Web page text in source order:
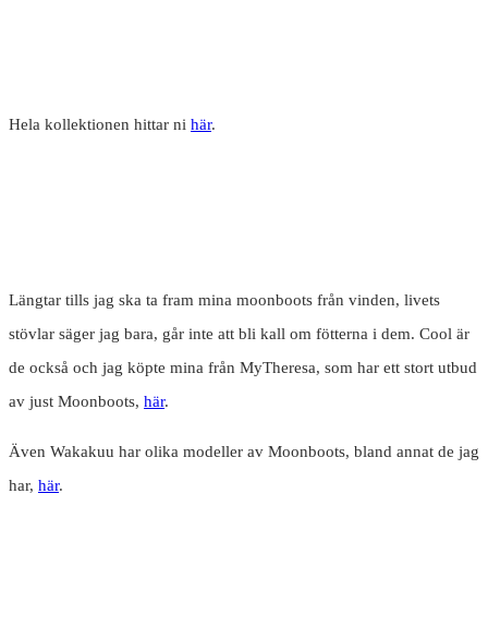
Hela kollektionen hittar ni här.
Längtar tills jag ska ta fram mina moonboots från vinden, livets
stövlar säger jag bara, går inte att bli kall om fötterna i dem. Cool är
de också och jag köpte mina från MyTheresa, som har ett stort utbud
av just Moonboots, här.
Även Wakakuu har olika modeller av Moonboots, bland annat de jag
har, här.